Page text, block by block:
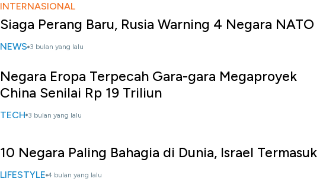
INTERNASIONAL
Siaga Perang Baru, Rusia Warning 4 Negara NATO
NEWS 3 bulan yang lalu
Negara Eropa Terpecah Gara-gara Megaproyek
China Senilai Rp 19 Triliun
TECH 3 bulan yang lalu
10 Negara Paling Bahagia di Dunia, Israel Termasuk
LIFESTYLE 4 bulan yang lalu